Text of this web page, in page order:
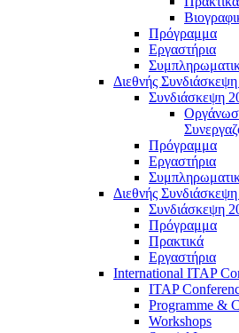
Πρόγραμμα
Εργαστήρια
Διεθνής
Συνδιάσκεψη
Πρόγραμμα
Εργαστήρια
Διεθνής
Συνδιάσκεψη
Πρόγραμμα
Πρακτικά
Εργαστήρια
International ITAP
ITAP
Programme &
Workshops